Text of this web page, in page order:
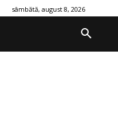
sâmbătă, august 8, 2026